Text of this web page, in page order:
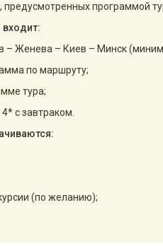
предусмотренных программой
входит:
– Женева – Киев – Минск
по маршруту;
тура;
с завтраком.
(по желанию);